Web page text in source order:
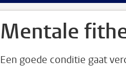
Mentale
Een goede conditie gaat